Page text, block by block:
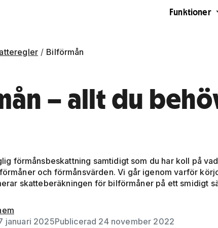
Funktioner
Bilförmån
– allt du
förmånsbeskattning samtidigt som du har koll på
och förmånsvärden. Vi går igenom varför
skatteberäkningen för bilförmåner på ett smidigt
januari 2025Publicerad 24 november 2022
till artikelns